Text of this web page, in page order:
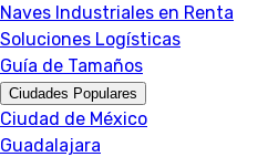
Naves Industriales en Renta
Soluciones Logísticas
Guía de Tamaños
Ciudades Populares
Ciudad de México
Guadalajara